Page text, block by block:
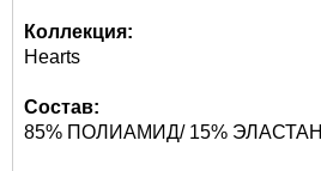
Коллекция:
Hearts
Состав:
85% ПОЛИАМИД/ 15% ЭЛАСТАН